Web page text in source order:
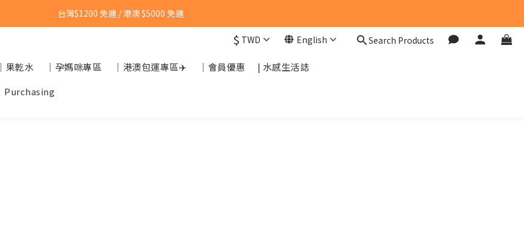
台灣$1200 免運 / 港澳 $5000 免運
台灣$1200 免運 / 港澳 $5000 免運
【點我👉】加入淡果香小公寓🍎 享每月獨家優惠
$ TWD English Search Products
｜果乾水 ｜孕媽咪專區 ｜港澳包運專區✈️ ｜會員優惠
| 水感生活誌
Purchasing